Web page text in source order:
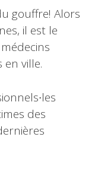
gouffre! Alors
il est le
ville.
des